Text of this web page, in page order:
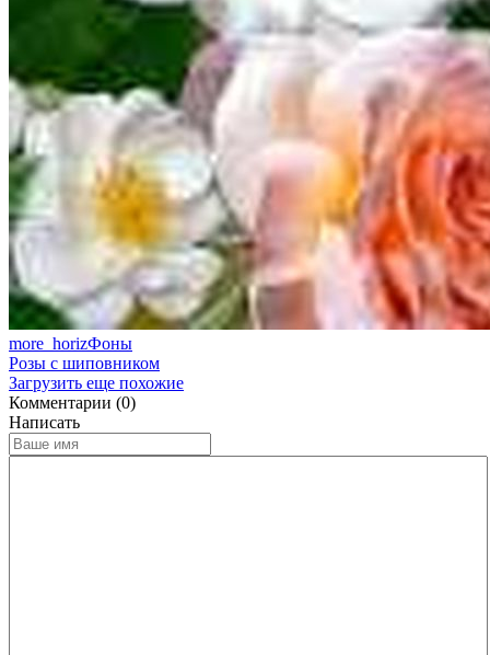
more_horizФоны
Розы с шиповником
Загрузить еще похожие
Комментарии (0)
Написать